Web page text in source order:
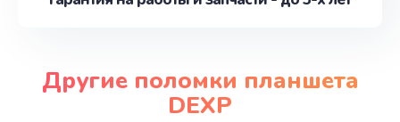
Другие поломки планшета
DEXP